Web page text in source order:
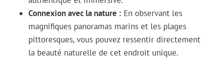
Connexion avec la nature : En observant les
magnifiques panoramas marins et les plages
pittoresques, vous pouvez ressentir directement
la beauté naturelle de cet endroit unique.